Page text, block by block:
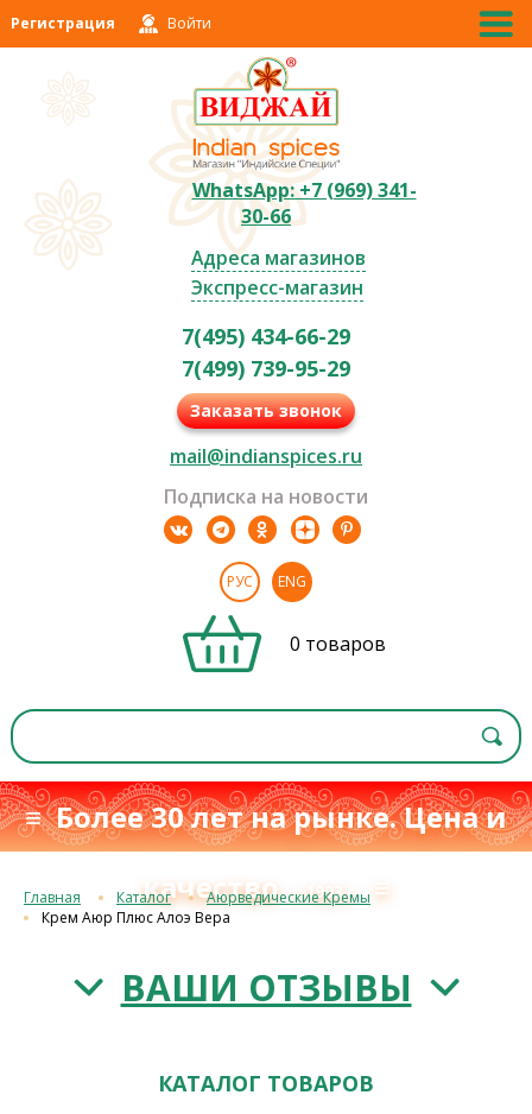
Регистрация Войти
WhatsApp: +7 (969) 341-
30-66
Адреса магазинов
Экспресс-магазин
7(495) 434-66-29
7(499) 739-95-29
Заказать звонок
mail@indianspices.ru
Подписка на новости
РУС ENG
0 товаров
≡ Более 30 лет на рынке. Цена и
качествос 1993 г.≡
Главная Каталог
Аюрведические Кремы
Крем Аюр Плюс Алоэ Вера
ВАШИ ОТЗЫВЫ
КАТАЛОГ ТОВАРОВ